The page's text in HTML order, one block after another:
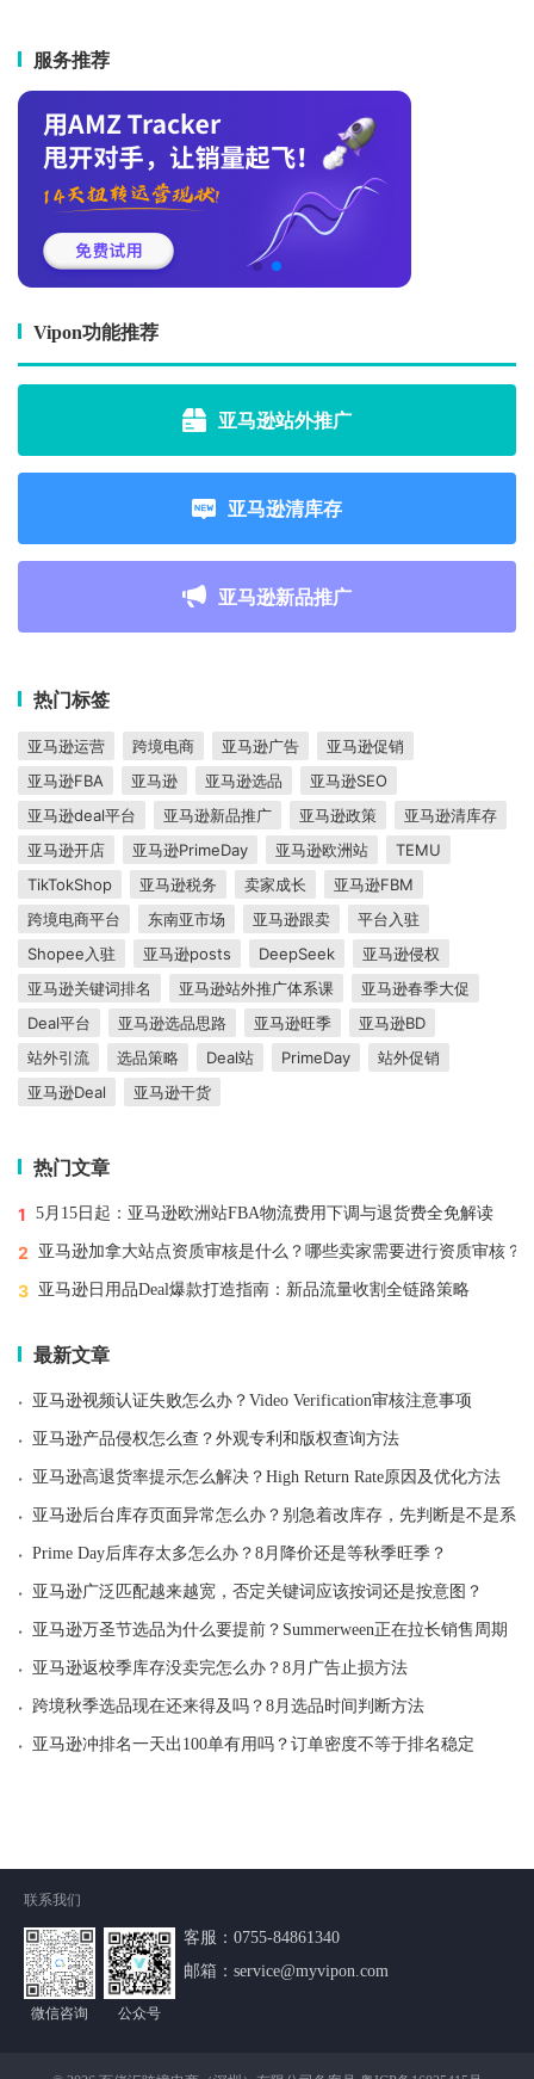
服务推荐
Vipon功能推荐
亚马逊站外推广
亚马逊清库存
亚马逊新品推广
热门标签
亚马逊运营 跨境电商 亚马逊广告
亚马逊促销
亚马逊FBA
亚马逊 亚马逊选品
亚马逊SEO
亚马逊deal平台
亚马逊新品推广 亚马逊政策
亚马逊清库存
亚马逊开店
亚马逊PrimeDay 亚马逊欧洲站
TEMU
TikTokShop
亚马逊税务 卖家成长
亚马逊FBM
跨境电商平台
东南亚市场 亚马逊跟卖
平台入驻
Shopee入驻
亚马逊posts DeepSeek
亚马逊侵权
亚马逊关键词排名
亚马逊站外推广体系课
亚马逊春季大促
Deal平台
亚马逊选品思路 亚马逊旺季
亚马逊BD
站外引流
选品策略 Deal站 PrimeDay
站外促销
亚马逊Deal
亚马逊干货
热门文章
1 5月15日起：亚马逊欧洲站FBA物流费用下调与退货费全免解读
2 亚马逊加拿大站点资质审核是什么？哪些卖家需要进行资质审核？
3 亚马逊日用品Deal爆款打造指南：新品流量收割全链路策略
最新文章
· 亚马逊视频认证失败怎么办？Video Verification审核注意事项
· 亚马逊产品侵权怎么查？外观专利和版权查询方法
· 亚马逊高退货率提示怎么解决？High Return Rate原因及优化方法
· 亚马逊后台库存页面异常怎么办？别急着改库存，先判断是不是系
· Prime Day后库存太多怎么办？8月降价还是等秋季旺季？
· 亚马逊广泛匹配越来越宽，否定关键词应该按词还是按意图？
· 亚马逊万圣节选品为什么要提前？Summerween正在拉长销售周期
· 亚马逊返校季库存没卖完怎么办？8月广告止损方法
· 跨境秋季选品现在还来得及吗？8月选品时间判断方法
· 亚马逊冲排名一天出100单有用吗？订单密度不等于排名稳定
联系我们
微信咨询 公众号
客服：0755-84861340
邮箱：service@myvipon.com